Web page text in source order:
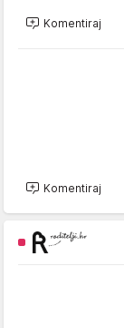
Komentiraj
Komentiraj